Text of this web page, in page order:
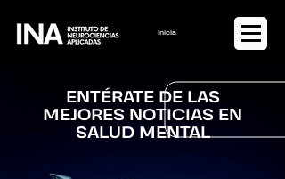
Iniciar sesión
ENTÉRATE DE LAS
MEJORES NOTICIAS EN
SALUD MENTAL